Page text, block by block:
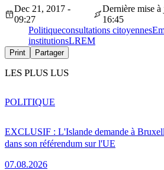
Dec 21, 2017 -
09:27
Dernière mise
16:45
Politiqueconsultations citoyennes
institutionsLREM
Print Partager
LES PLUS LUS
EXCLUSIF : L'Islande demande à
dans son référendum sur l'UE
07.08.2026
POLITIQUE